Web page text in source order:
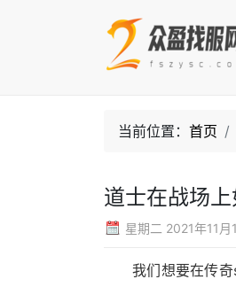
当前位置： 首页
道士在战场
星期二 2021年11月
我们想要在传